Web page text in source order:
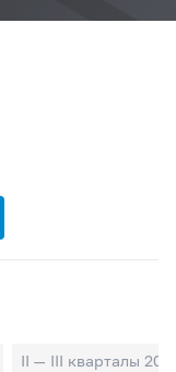
II — III кварталы